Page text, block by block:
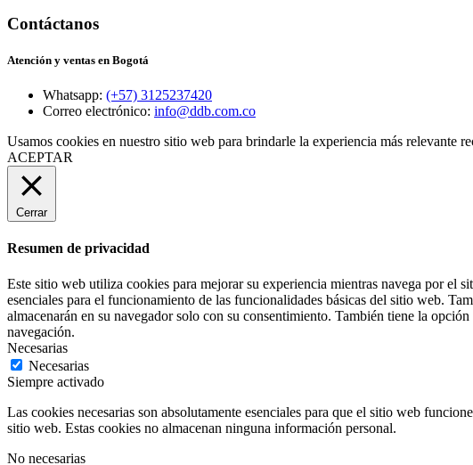
Contáctanos
Atención y ventas en Bogotá
Whatsapp: (+57) 3125237420
Correo electrónico: info@ddb.com.co
Usamos cookies en nuestro sitio web para brindarle la experiencia más relevante
ACEPTAR
Cerrar
Resumen de privacidad
Este sitio web utiliza cookies para mejorar su experiencia mientras navega por el
esenciales para el funcionamiento de las funcionalidades básicas del sitio web.
almacenarán en su navegador solo con su consentimiento. También tiene la
navegación.
Necesarias
Necesarias
Siempre activado
Las cookies necesarias son absolutamente esenciales para que el sitio web
sitio web. Estas cookies no almacenan ninguna información personal.
No necesarias